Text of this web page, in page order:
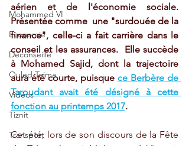
Mohammed VI
Economie
Déconseillé
Ouled Teima
Vidéos
Tiznit
Transport
aérien et de l'économie sociale.
Présentée comme  une "surdouée de la
finance", celle-ci a fait carrière dans le
conseil et les assurances.  Elle succède
à Mohamed Sajid, dont la trajectoire
aura été courte, puisque ce Berbère de
Taroudant avait été désigné à cette
fonction au printemps 2017.
Cet été, lors de son discours de la Fête